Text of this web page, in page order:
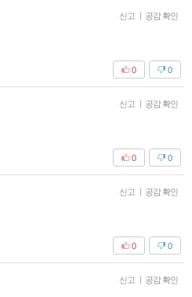
신고 | 공감 확인
0
0
신고 | 공감 확인
0
0
신고 | 공감 확인
0
0
신고 | 공감 확인